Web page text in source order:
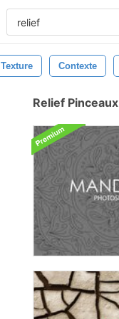
Texture Contexte
Relief Pinceaux